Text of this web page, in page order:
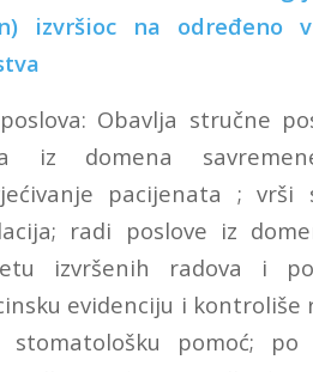
izvršioc na određeno
Obavlja stručne
iz domena
pacijenata ;
radi poslove iz
izvršenih radova i
evidenciju i
stomatološku pomoć;